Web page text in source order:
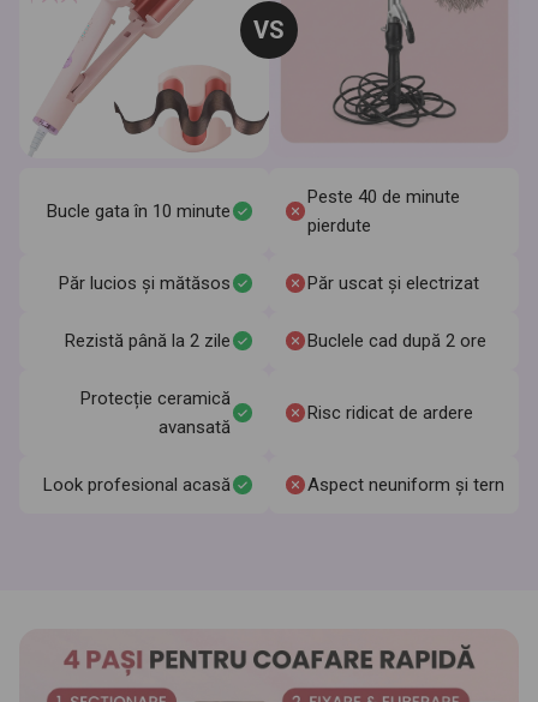
VS
Bucle gata în 10 minute
Peste 40 de minute
pierdute
Păr lucios și mătăsos Păr uscat și electrizat
Rezistă până la 2 zile Buclele cad după 2 ore
Protecție ceramică
avansată
Risc ridicat de ardere
Look profesional acasă Aspect neuniform și tern